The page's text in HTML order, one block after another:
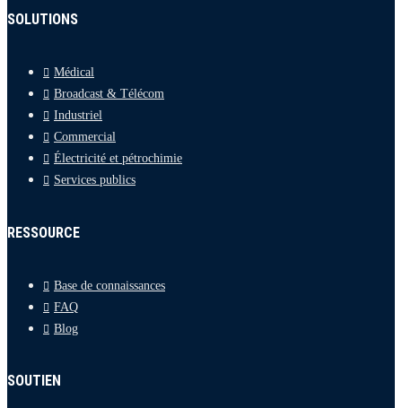
SOLUTIONS
Médical
Broadcast & Télécom
Industriel
Commercial
Électricité et pétrochimie
Services publics
RESSOURCE
Base de connaissances
FAQ
Blog
SOUTIEN